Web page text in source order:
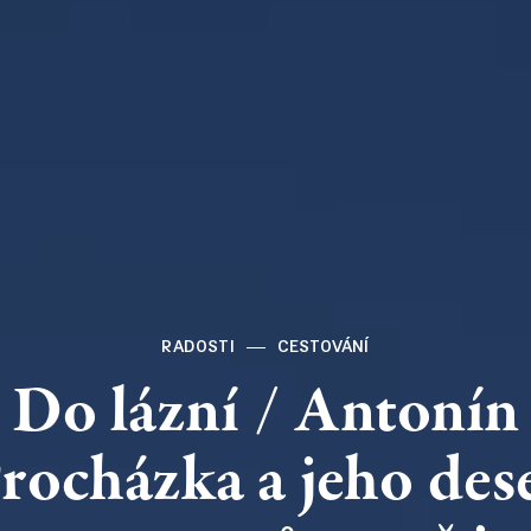
RADOSTI CESTOVÁNÍ
Dolázní/Antonín
a jeho